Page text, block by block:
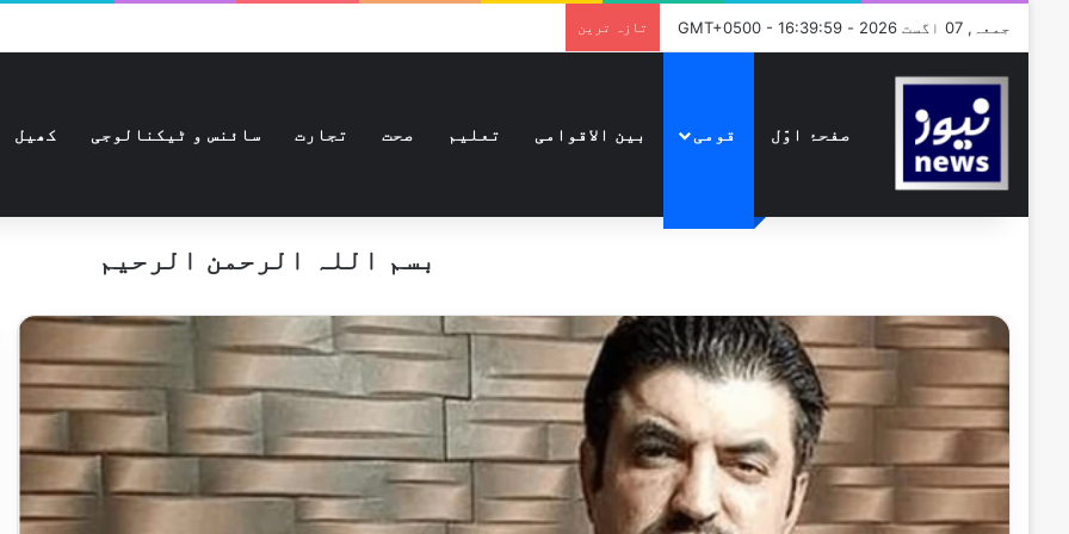
جمعہ, 07 اگست 2026 - GMT+0500 - 16:39:59 تازہ ترین
صفحۂ اوّل قومی بین الاقوامی تعلیم صحت تجارت سائنس و ٹیکنالوجی کھیل
بسم اللہ الرحمن الرحیم